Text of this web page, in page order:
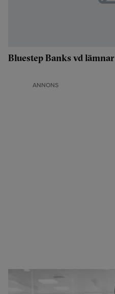
Bluestep Banks vd lämnar
ANNONS